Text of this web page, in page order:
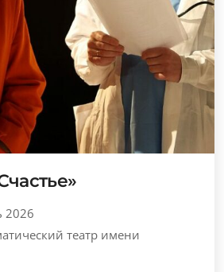
2026
театр имени